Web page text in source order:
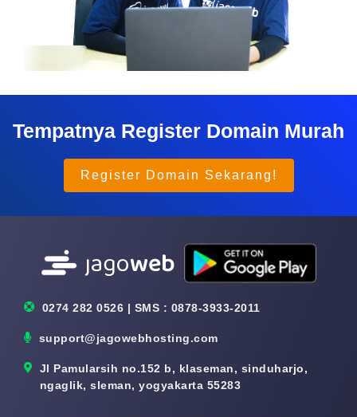
Tempatnya Register Domain Murah
Register Domain Sekarang!
0274 282 0526 | SMS : 0878-3933-2011
support@jagowebhosting.com
Jl Pamularsih no.152 b, klaseman, sinduharjo,
ngaglik, sleman, yogyakarta 55283